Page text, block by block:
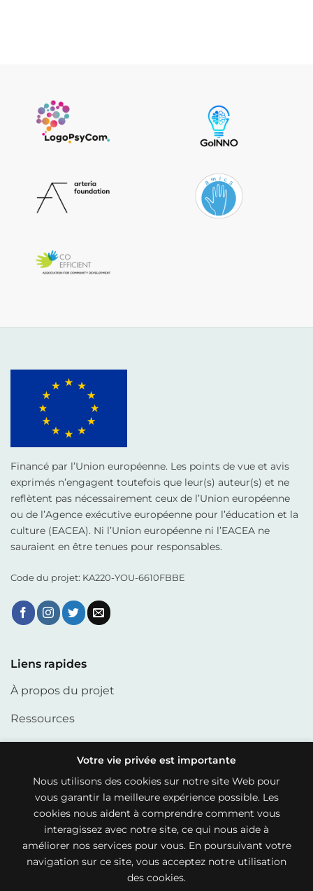
Financé par l’Union européenne. Les points de vue et avis
exprimés n’engagent toutefois que leur(s) auteur(s) et ne
reflètent pas nécessairement ceux de l’Union européenne
ou de l’Agence exécutive européenne pour l’éducation et la
culture (EACEA). Ni l’Union européenne ni l’EACEA ne
sauraient en être tenues pour responsables.
Code du projet: KA220-YOU-6610FBBE
Liens rapides
À propos du projet
Ressources
Partenaires
Liens utiles
Politique de cookies
Politique de confidentialité
Votre vie privée est importante
Nous utilisons des cookies sur notre site Web pour
vous garantir la meilleure expérience possible. Les
cookies nous aident à comprendre comment vous
interagissez avec notre site, ce qui nous aide à
améliorer nos services pour vous. En poursuivant votre
navigation sur ce site, vous acceptez notre utilisation
des cookies.